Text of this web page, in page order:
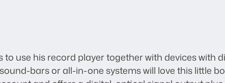
to use his record player together with devices with
bars or all-in-one systems will love this little